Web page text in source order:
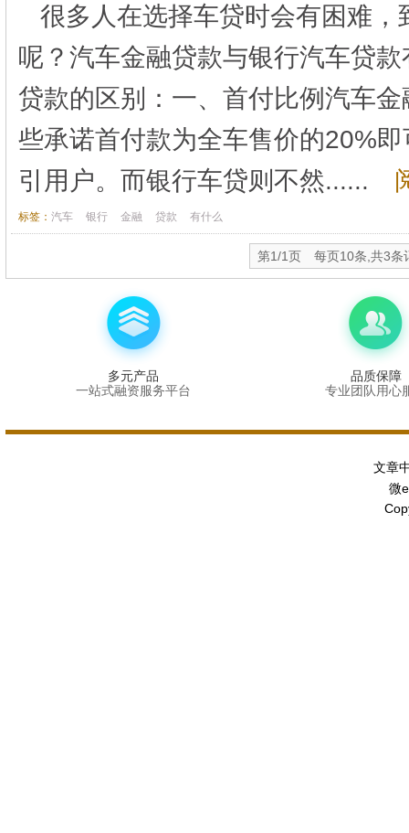
很多人在选择车贷时会有困难
呢？汽车金融贷款与银行汽车贷
贷款的区别：一、首付比例汽车
些承诺首付款为全车售价的20%
引用户。而银行车贷则不然......
标签： 汽车 银行 金融 贷款 有什么
第1/1页 每页10条,共3条
多元产品
品质保障
一站式融资服务平台
专业团队用心
文章
微